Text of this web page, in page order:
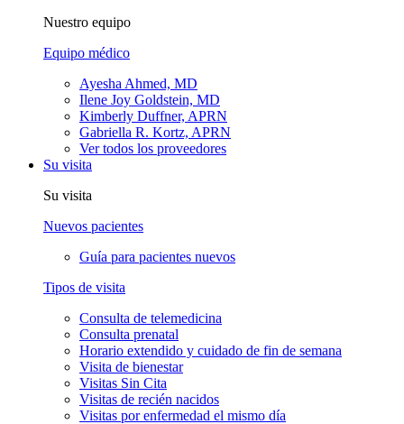
Nuestro equipo
Equipo médico
Ayesha Ahmed, MD
Ilene Joy Goldstein, MD
Kimberly Duffner, APRN
Gabriella R. Kortz, APRN
Ver todos los proveedores
Su visita
Su visita
Nuevos pacientes
Guía para pacientes nuevos
Tipos de visita
Consulta de telemedicina
Consulta prenatal
Horario extendido y cuidado de fin de semana
Visita de bienestar
Visitas Sin Cita
Visitas de recién nacidos
Visitas por enfermedad el mismo día